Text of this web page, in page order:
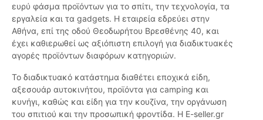
ευρύ φάσμα προϊόντων για το σπίτι, την τεχνολογία, τα
εργαλεία και τα gadgets. Η εταιρεία εδρεύει στην
Αθήνα, επί της οδού Θεοδωρήτου Βρεσθένης 40, και
έχει καθιερωθεί ως αξιόπιστη επιλογή για διαδικτυακές
αγορές προϊόντων διαφόρων κατηγοριών.
Το διαδικτυακό κατάστημα διαθέτει εποχικά είδη,
αξεσουάρ αυτοκινήτου, προϊόντα για camping και
κυνήγι, καθώς και είδη για την κουζίνα, την οργάνωση
του σπιτιού και την προσωπική φροντίδα. H E-seller.gr